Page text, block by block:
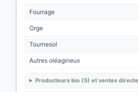
Fourrage
Orge
Tournesol
Autres oléagineux
Producteurs bio (5) et ventes